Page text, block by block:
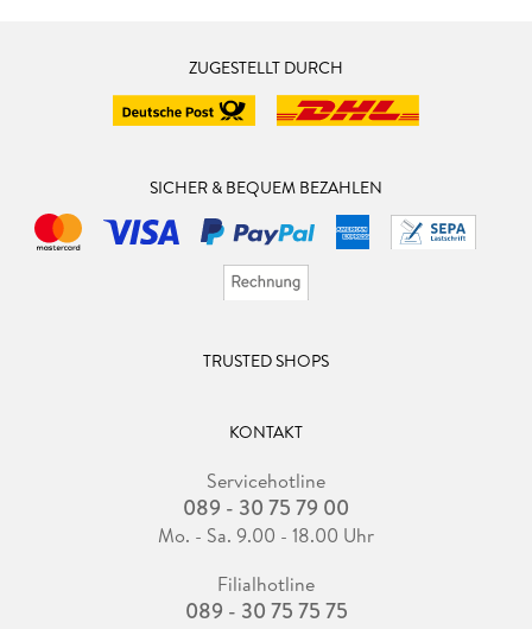
ZUGESTELLT DURCH
SICHER & BEQUEM BEZAHLEN
TRUSTED SHOPS
KONTAKT
Servicehotline
089 - 30 75 79 00
Mo. - Sa. 9.00 - 18.00 Uhr
Filialhotline
089 - 30 75 75 75